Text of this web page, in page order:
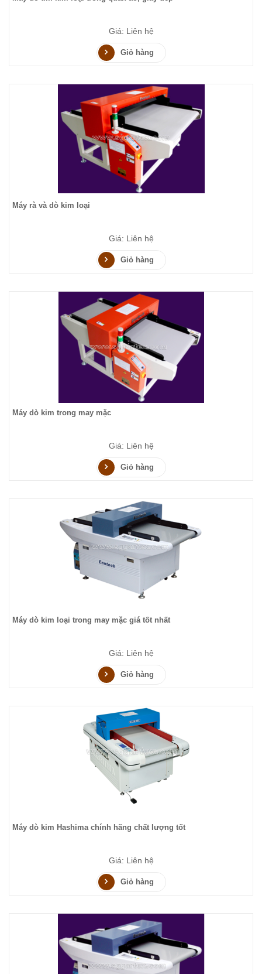
Giá: Liên hệ
Giỏ hàng
Máy rà và dò kim loại
Giá: Liên hệ
Giỏ hàng
Máy dò kim trong may mặc
Giá: Liên hệ
Giỏ hàng
Máy dò kim loại trong may mặc giá tốt nhất
Giá: Liên hệ
Giỏ hàng
Máy dò kim Hashima chính hãng chất lượng tốt
Giá: Liên hệ
Giỏ hàng